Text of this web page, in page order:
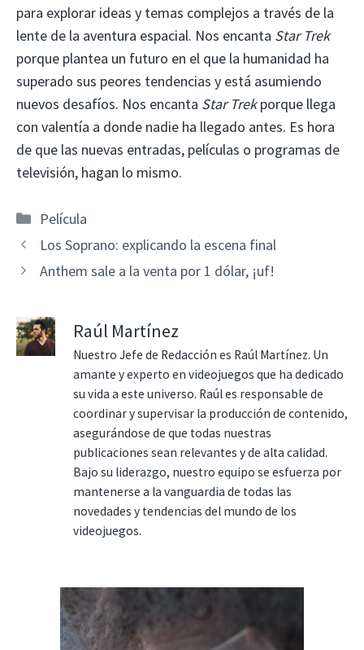
para explorar ideas y temas complejos a través de la
lente de la aventura espacial. Nos encanta Star Trek
porque plantea un futuro en el que la humanidad ha
superado sus peores tendencias y está asumiendo
nuevos desafíos. Nos encanta Star Trekporque llega
con valentía a donde nadie ha llegado antes. Es hora
de que las nuevas entradas, películas o programas de
televisión, hagan lo mismo.
Categorías
Película
Los Soprano: explicando la escena final
Anthem sale a la venta por 1 dólar, ¡uf!
Raúl Martínez
Nuestro Jefe de Redacción es Raúl Martínez. Un
amante y experto en videojuegos que ha dedicado
su vida a este universo. Raúl es responsable de
coordinar y supervisar la producción de contenido,
asegurándose de que todas nuestras
publicaciones sean relevantes y de alta calidad.
Bajo su liderazgo, nuestro equipo se esfuerza por
mantenerse a la vanguardia de todas las
novedades y tendencias del mundo de los
videojuegos.